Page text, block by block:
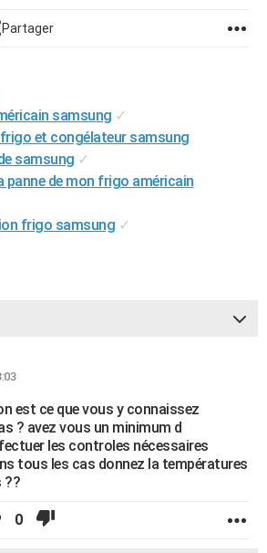
Partager
samsung ✓
et congélateur samsung
samsung ✓
panne de mon frigo américain
frigo samsung ✓
est ce que vous y connaissez
? avez vous un minimum d
les controles nécessaires
tous les cas donnez la températures
??
0